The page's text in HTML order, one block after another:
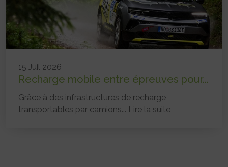
15 Juil 2026
Recharge mobile entre épreuves pour...
Grâce à des infrastructures de recharge
transportables par camions... Lire la suite